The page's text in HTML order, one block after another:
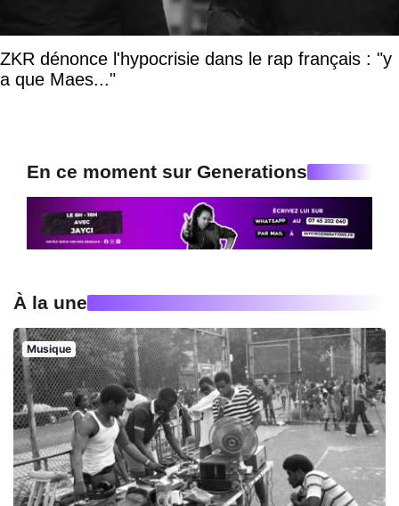
ZKR dénonce l'hypocrisie dans le rap français : "y
a que Maes..."
En ce moment sur Generations
À la une
Musique